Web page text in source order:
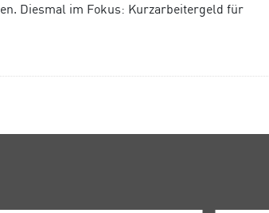
Diesmal im Fokus: Kurzarbeitergeld für